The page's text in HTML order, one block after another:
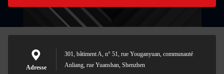
Adresse
301, bâtiment A, n° 51, rue Youganyuan, communauté
Anliang, rue Yuanshan, Shenzhen